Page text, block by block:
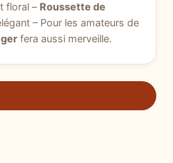
floral – Roussette de
– Pour les amateurs de
fera aussi merveille.